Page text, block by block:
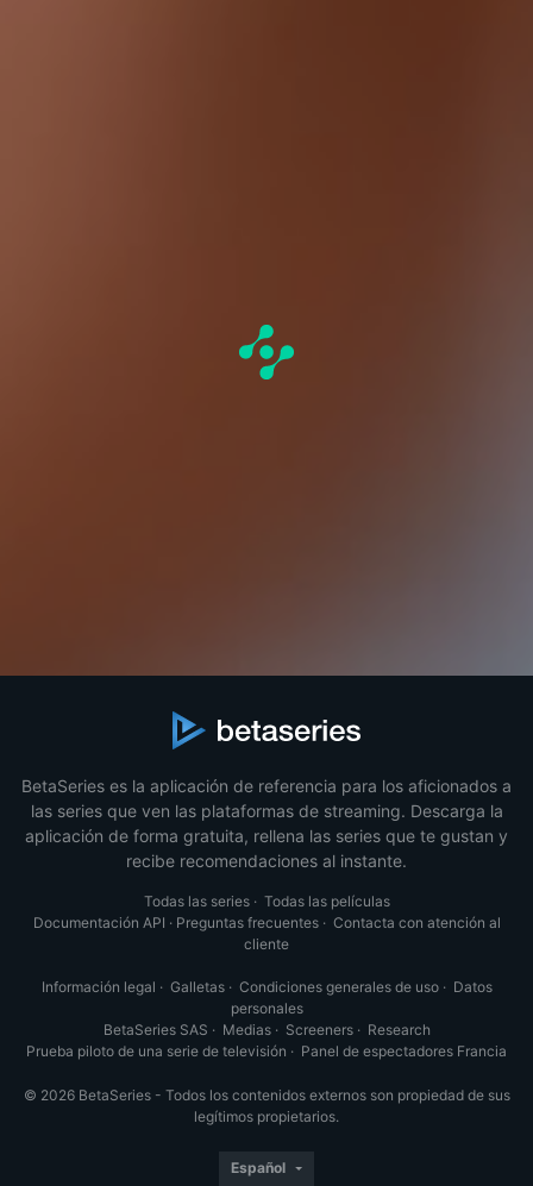
BetaSeries es la aplicación de referencia para los aficionados a
las series que ven las plataformas de streaming. Descarga la
aplicación de forma gratuita, rellena las series que te gustan y
recibe recomendaciones al instante.
Todas las series· Todas las películas
Documentación API · Preguntas frecuentes· Contacta con atención al
cliente
Información legal · Galletas· Condiciones generales de uso· Datos
personales
BetaSeries SAS · Medias· Screeners· Research
Prueba piloto de una serie de televisión · Panel de espectadores Francia
© 2026 BetaSeries - Todos los contenidos externos son propiedad de sus
legítimos propietarios.
Español